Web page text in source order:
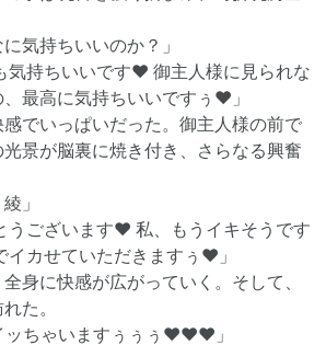
気持ちいいのか？」
気持ちいいです♥ 御主人様に見られな
最高に気持ちいいですぅ♥」
でいっぱいだった。御主人様の前で
景が脳裏に焼き付き、さらなる興奮
」
うございます♥ 私、もうイキそうです
カせていただきますぅ♥」
身に快感が広がっていく。そして、
た。
ッちゃいますぅぅぅ♥♥♥」